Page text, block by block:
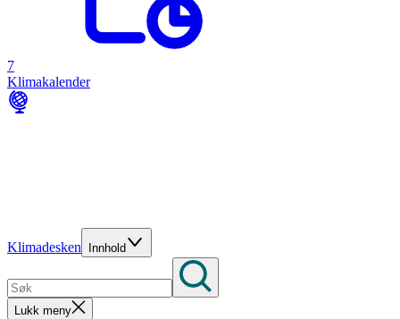
7
Klimakalender
Klimadesken Innhold
Lukk meny